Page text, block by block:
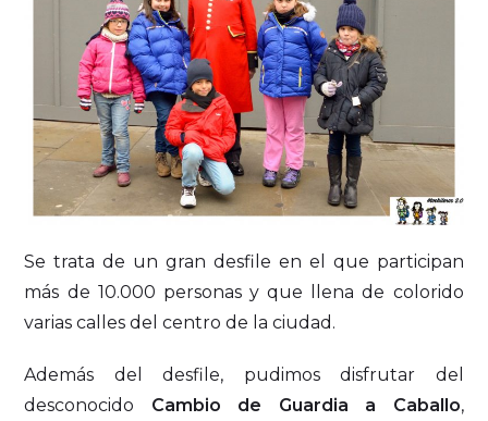
Se trata de un gran desfile en el que participan
más de 10.000 personas y que llena de colorido
varias calles del centro de la ciudad.
Además del desfile, pudimos disfrutar del
desconocido Cambio de Guardia a Caballo,